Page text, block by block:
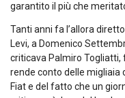
garantito il più che
Tanti anni fa l’allora
Levi, a Domenico
criticava Palmiro Togliatti,
rende conto delle migliaia
Fiat e del fatto che un